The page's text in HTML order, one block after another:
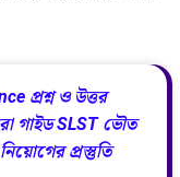
প্রশ্ন ও উত্তর
গাইড SLST ভৌত
প্রস্তুতি